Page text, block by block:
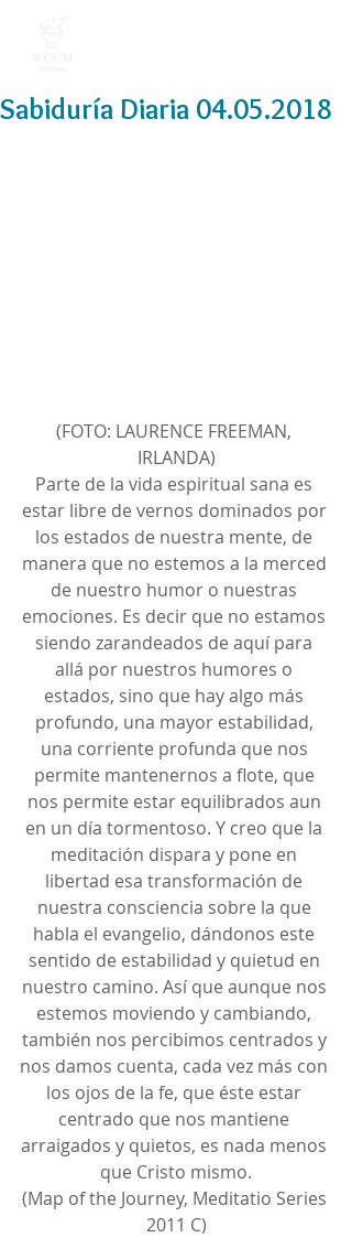
Sabiduría Diaria 04.05.2018
(FOTO: LAURENCE FREEMAN,
IRLANDA)
Parte de la vida espiritual sana es
estar libre de vernos dominados por
los estados de nuestra mente, de
manera que no estemos a la merced
de nuestro humor o nuestras
emociones. Es decir que no estamos
siendo zarandeados de aquí para
allá por nuestros humores o
estados, sino que hay algo más
profundo, una mayor estabilidad,
una corriente profunda que nos
permite mantenernos a flote, que
nos permite estar equilibrados aun
en un día tormentoso. Y creo que la
meditación dispara y pone en
libertad esa transformación de
nuestra consciencia sobre la que
habla el evangelio, dándonos este
sentido de estabilidad y quietud en
nuestro camino. Así que aunque nos
estemos moviendo y cambiando,
también nos percibimos centrados y
nos damos cuenta, cada vez más con
los ojos de la fe, que éste estar
centrado que nos mantiene
arraigados y quietos, es nada menos
que Cristo mismo.
(Map of the Journey, Meditatio Series
2011 C)